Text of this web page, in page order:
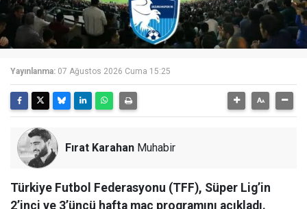
Yayınlanma: 07 Ağustos 2026 Cuma 15:25
Fırat Karahan Muhabir
Türkiye Futbol Federasyonu (TFF), Süper Lig’in
2’inci ve 3’üncü hafta maç programını açıkladı.